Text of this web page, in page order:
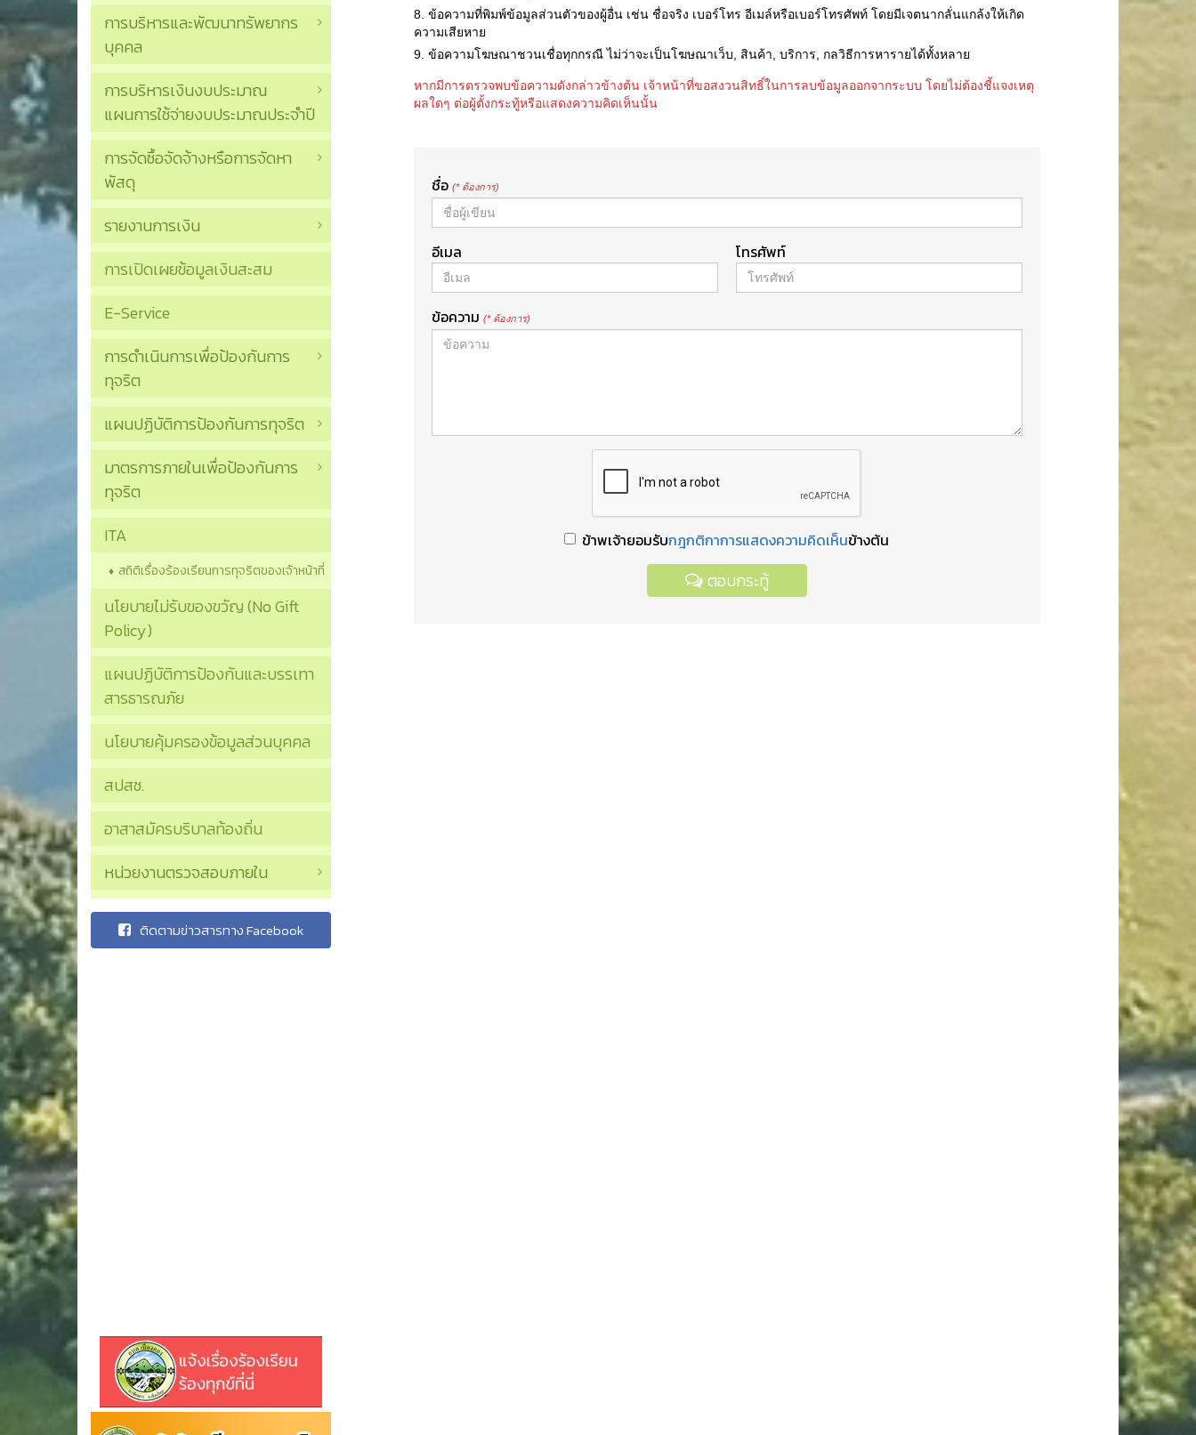
การบริหารและพัฒนาทรัพยากร
บุคคล
การบริหารเงินงบประมาณ
แผนการใช้จ่ายงบประมาณประจำปี
การจัดซื้อจัดจ้างหรือการจัดหา
พัสดุ
รายงานการเงิน
การเปิดเผยข้อมูลเงินสะสม
E-Service
การดำเนินการเพื่อป้องกันการ
ทุจริต
แผนปฏิบัติการป้องกันการทุจริต
มาตรการภายในเพื่อป้องกันการ
ทุจริต
ITA
สถิติเรื่องร้องเรียนการทุจริตของเจ้าหน้าที่
นโยบายไม่รับของขวัญ (No Gift
Policy)
แผนปฏิบัติการป้องกันและบรรเทา
สารธารณภัย
นโยบายคุ้มครองข้อมูลส่วนบุคคล
สปสช.
อาสาสมัครบริบาลท้องถิ่น
หน่วยงานตรวจสอบภายใน
ติดตามข่าวสารทาง Facebook
8. ข้อความที่พิมพ์ข้อมูลส่วนตัวของผู้อื่น เช่น ชื่อจริง เบอร์โทร อีเมล์หรือเบอร์โทรศัพท์ โดยมีเจตนากลั่นแกล้งให้เกิด
ความเสียหาย
9. ข้อความโฆษณาชวนเชื่อทุกกรณี ไม่ว่าจะเป็นโฆษณาเว็บ, สินค้า, บริการ, กลวิธีการหารายได้ทั้งหลาย
หากมีการตรวจพบข้อความดังกล่าวข้างต้น เจ้าหน้าที่ขอสงวนสิทธิ์ในการลบข้อมูลออกจากระบบ โดยไม่ต้องชี้แจงเหตุ
ผลใดๆ ต่อผู้ตั้งกระทู้หรือแสดงความคิดเห็นนั้น
ชื่อ(* ต้องการ)
อีเมล โทรศัพท์
ข้อความ(* ต้องการ)
ข้าพเจ้ายอมรับกฎกติกาการแสดงความคิดเห็นข้างต้น
ตอบกระทู้